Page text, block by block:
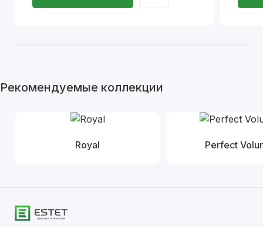
Рекомендуемые коллекции
Royal Perfect